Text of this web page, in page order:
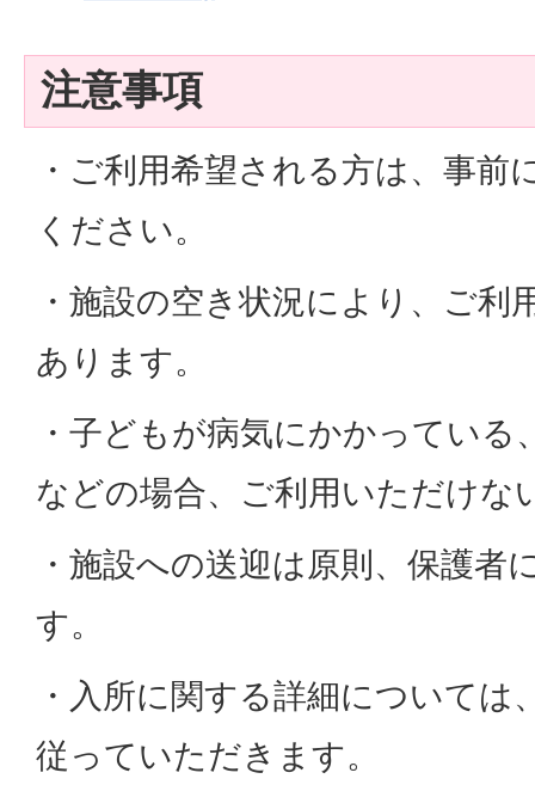
注意事項
・ご利用希望される方は、事前
ください。
・施設の空き状況により、ご利
あります。
・子どもが病気にかかっている
などの場合、ご利用いただけな
・施設への送迎は原則、保護者
す。
・入所に関する詳細については
従っていただきます。